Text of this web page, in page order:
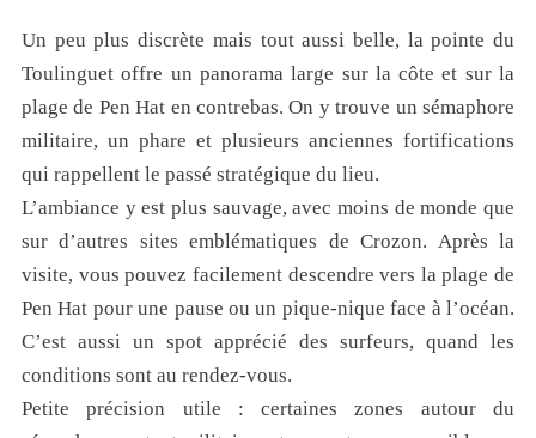
Un peu plus discrète mais tout aussi belle, la pointe du
Toulinguet offre un panorama large sur la côte et sur la
plage de Pen Hat en contrebas. On y trouve un sémaphore
militaire, un phare et plusieurs anciennes fortifications
qui rappellent le passé stratégique du lieu.
L’ambiance y est plus sauvage, avec moins de monde que
sur d’autres sites emblématiques de Crozon. Après la
visite, vous pouvez facilement descendre vers la plage de
Pen Hat pour une pause ou un pique-nique face à l’océan.
C’est aussi un spot apprécié des surfeurs, quand les
conditions sont au rendez-vous.
Petite précision utile : certaines zones autour du